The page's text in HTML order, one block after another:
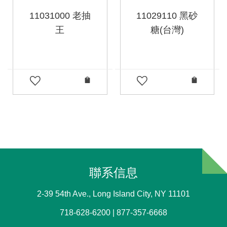
11031000 老抽
王
11029110 黑砂
糖(台灣)
聯系信息
2-39 54th Ave., Long Island City, NY 11101
718-628-6200 | 877-357-6668